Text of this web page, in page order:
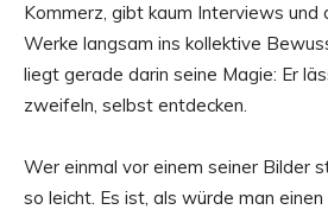
Kommerz, gibt kaum Interviews und
Werke langsam ins kollektive
liegt gerade darin seine Magie: Er
zweifeln, selbst entdecken.
Wer einmal vor einem seiner Bilder
so leicht. Es ist, als würde man